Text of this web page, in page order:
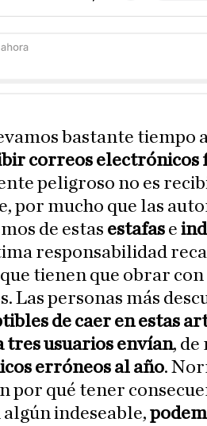
bastante tiempo
correos electrónicos
peligroso no es
por mucho que las
de estas estafas e
responsabilidad
tienen que obrar con
Las personas más
de caer en estas
tres usuarios envían, de
erróneos al año.
por qué tener
indeseable,